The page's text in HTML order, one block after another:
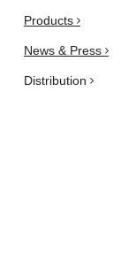
Products
News & Press
Distribution